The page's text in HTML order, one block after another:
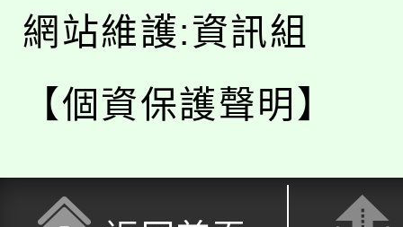
網站維護:資訊組
【個資保護聲明】